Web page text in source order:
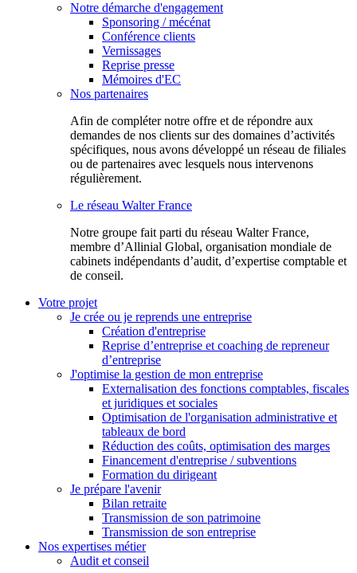
Notre démarche d'engagement
Sponsoring / mécénat
Conférence clients
Vernissages
Reprise presse
Mémoires d'EC
Nos partenaires
Afin de compléter notre offre et de répondre aux
demandes de nos clients sur des domaines d’activités
spécifiques, nous avons développé un réseau de filiales
ou de partenaires avec lesquels nous intervenons
régulièrement.
Le réseau Walter France
Notr​e groupe fait parti du réseau Walter France,
membre d’Allinial Global, organisation mondiale de
cabinets indépendants d’audit, d’expertise comptable et
de conseil.
Votre projet
Je crée ou je reprends une entreprise
Création d'entreprise
Reprise d’entreprise et coaching de repreneur
d’entreprise
J'optimise la gestion de mon entreprise
Externalisation des fonctions comptables, fiscales
et juridiques et sociales
Optimisation de l'organisation administrative et
tableaux de bord
Réduction des coûts, optimisation des marges
Financement d'entreprise / subventions
Formation du dirigeant
Je prépare l'avenir
Bilan retraite
Transmission de son patrimoine
Transmission de son entreprise
Nos expertises métier
Audit et conseil